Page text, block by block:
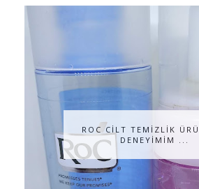
ROC CİLT TEMİZLİK
DENEYİMİM ...